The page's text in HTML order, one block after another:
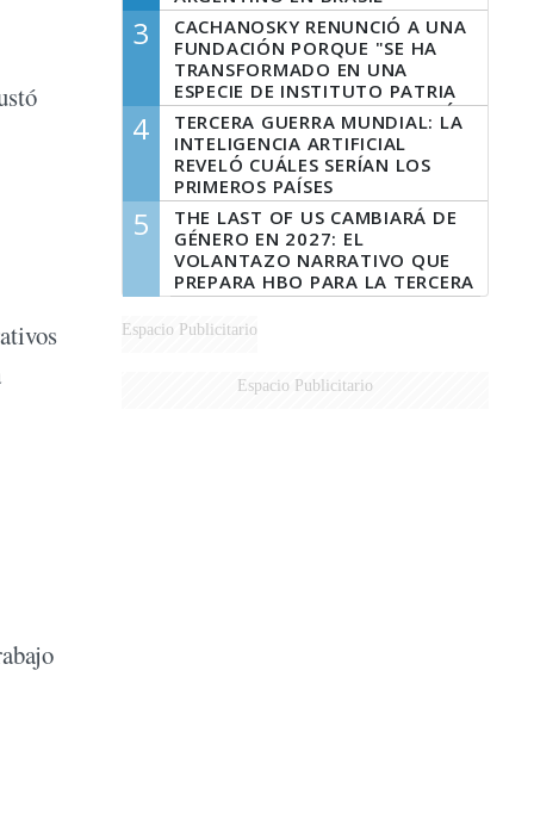
3
CACHANOSKY RENUNCIÓ A UNA
FUNDACIÓN PORQUE "SE HA
TRANSFORMADO EN UNA
ESPECIE DE INSTITUTO PATRIA
INCONDICIONAL DE LA GESTIÓN
DE MILEI"
4
TERCERA GUERRA MUNDIAL: LA
INTELIGENCIA ARTIFICIAL
REVELÓ CUÁLES SERÍAN LOS
PRIMEROS PAÍSES
LATINOAMERICANOS EN SER
DERROTADOS
5
THE LAST OF US CAMBIARÁ DE
GÉNERO EN 2027: EL
VOLANTAZO NARRATIVO QUE
PREPARA HBO PARA LA TERCERA
TEMPORADA
Espacio Publicitario
Espacio Publicitario